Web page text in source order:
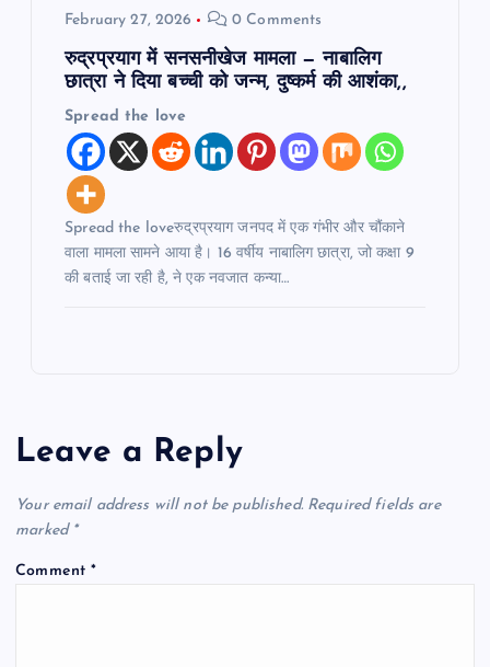
February 27, 2026 0 Comments
रुद्रप्रयाग में सनसनीखेज मामला — नाबालिग
छात्रा ने दिया बच्ची को जन्म, दुष्कर्म की आशंका,,
Spread the love
Spread the loveरुद्रप्रयाग जनपद में एक गंभीर और चौंकाने
वाला मामला सामने आया है। 16 वर्षीय नाबालिग छात्रा, जो कक्षा 9
की बताई जा रही है, ने एक नवजात कन्या…
Leave a Reply
Your email address will not be published. Required fields are
marked *
Comment*